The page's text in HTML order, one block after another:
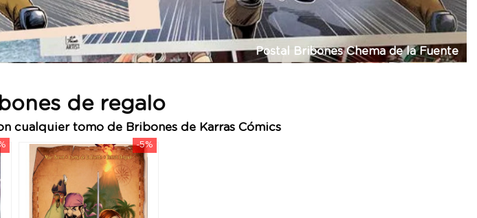
Postal Bribones Chema de la Fuente
de regalo
cualquier tomo de Bribones de Karras Cómics
-5%